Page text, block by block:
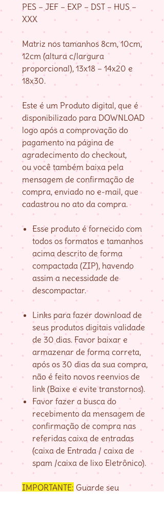
PES – JEF – EXP – DST – HUS –
XXX
Matriz nos tamanhos 8cm, 10cm,
12cm (altura c/largura
proporcional), 13x18 – 14x20 e
18x30.
Este é um Produto digital, que é
disponibilizado para DOWNLOAD
logo após a comprovação do
pagamento na página de
agradecimento do checkout,
ou você também baixa pela
mensagem de confirmação de
compra, enviado no e-mail, que
cadastrou no ato da compra.
Esse produto é fornecido com
todos os formatos e tamanhos
acima descrito de forma
compactada (ZIP), havendo
assim a necessidade de
descompactar.
Links para fazer download de
seus produtos digitais validade
de 30 dias. Favor baixar e
armazenar de forma correta,
após os 30 dias da sua compra,
não é feito novos reenvios de
link (Baixe e evite transtornos).
Favor fazer a busca do
recebimento da mensagem de
confirmação de compra nas
referidas caixa de entradas
(caixa de Entrada / caixa de
spam /caixa de lixo Eletrônico).
IMPORTANTE: Guarde seu